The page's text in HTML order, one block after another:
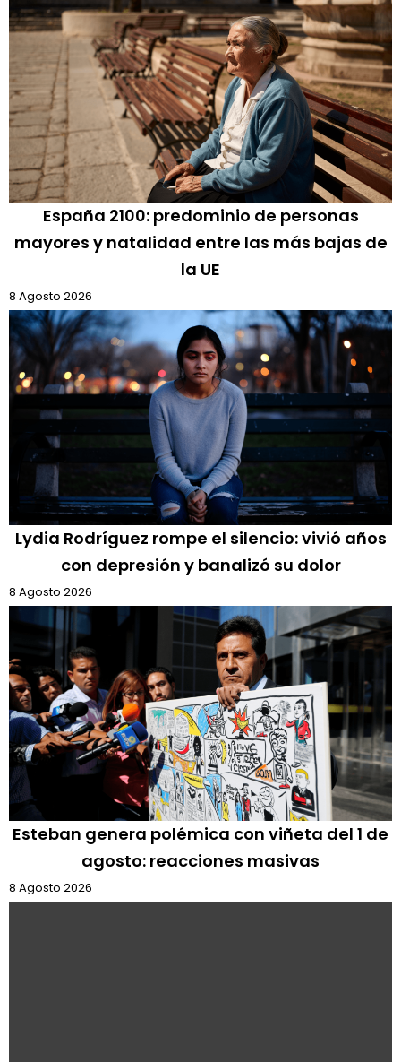
España 2100: predominio de personas
mayores y natalidad entre las más bajas de
la UE
8 Agosto 2026
Lydia Rodríguez rompe el silencio: vivió años
con depresión y banalizó su dolor
8 Agosto 2026
Esteban genera polémica con viñeta del 1 de
agosto: reacciones masivas
8 Agosto 2026